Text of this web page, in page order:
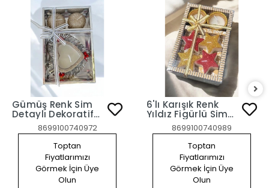
Gümüş Renk Sim
Detaylı Dekoratif
8699100740972
Toptan
Fiyatlarımızı
Görmek İçin Üye
Olun
6'lı Karışık Renk
Yıldız Figürlü Sim
Detaylı Mum Set
8699100740989
Toptan
Fiyatlarımızı
Görmek İçin Üye
Olun